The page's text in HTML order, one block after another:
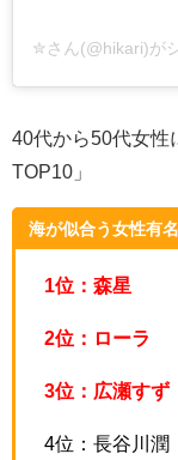
✮さん(@hikari)が
40代から50代女性
TOP10」
海が似合う女性有
1位：森星
2位：ローラ
3位：広瀬すず
4位：長谷川潤